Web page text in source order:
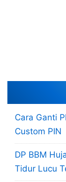
Cara Ganti
Custom PIN
DP BBM
Tidur Lucu